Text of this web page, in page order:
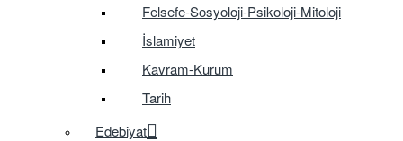
Felsefe-Sosyoloji-Psikoloji-Mitoloji
İslamiyet
Kavram-Kurum
Tarih
Edebiyat